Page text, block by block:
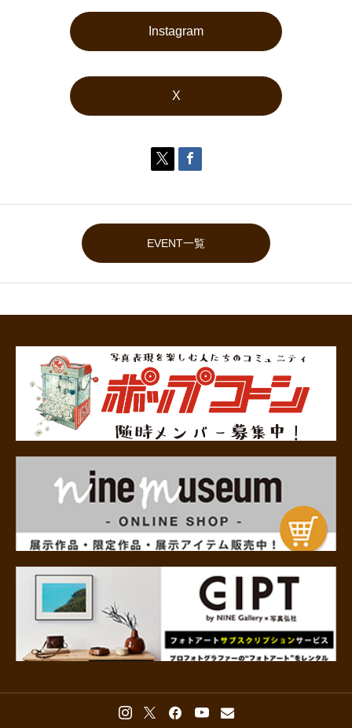
Instagram
X
 
EVENT一覧